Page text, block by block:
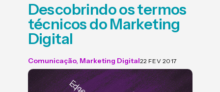
Descobrindo os termos
técnicos do Marketing
Digital
Comunicação, Marketing Digital22 FEV 2017